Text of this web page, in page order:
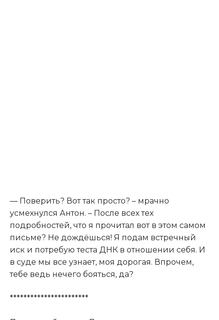
— Поверить? Вот так просто? – мрачно
усмехнулся Антон. – После всех тех
подробностей, что я прочитал вот в этом самом
письме? Не дождёшься! Я подам встречный
иск и потребую теста ДНК в отношении себя. И
в суде мы все узнает, моя дорогая. Впрочем,
тебе ведь нечего бояться, да?
***********************